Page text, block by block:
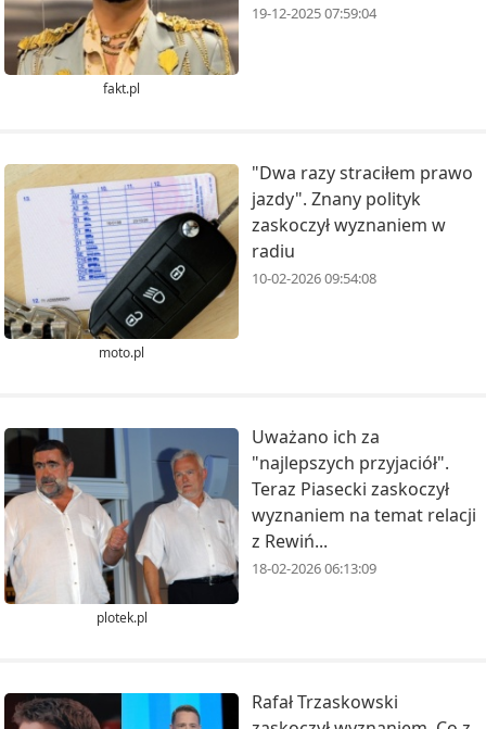
fakt.pl
19-12-2025 07:59:04
moto.pl
"Dwa razy straciłem prawo
jazdy". Znany polityk
zaskoczył wyznaniem w
radiu
10-02-2026 09:54:08
plotek.pl
Uważano ich za
"najlepszych przyjaciół".
Teraz Piasecki zaskoczył
wyznaniem na temat relacji
z Rewiń...
18-02-2026 06:13:09
Rafał Trzaskowski